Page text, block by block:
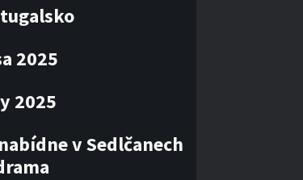
2025
2025
v Sedlčanech